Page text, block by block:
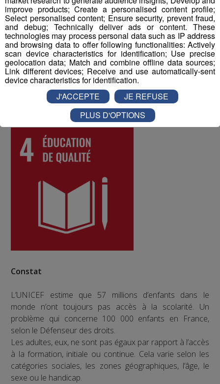
Enfin, un questionnaire bien-être envoyé chaque année
à tous les collaborateurs permet d'identifier les
difficultés qui pourraient être rencontrées par les
différents salariés, et d'y remédier. Au mois de juin 2022,
les collaborateurs ont donné une note globale de 8 sur
10 à la qualité de vie au travail au sein du Groupe Mont
Blanc Médias.
ODD numéro 4 : Education de qualité
Constat
L’UNICEF estime que 57 millions d’enfants dans le
monde n’ont toujours pas accès à la scolarité. Un
problème qui concerne 100 000 enfants en France,
selon le Défenseur des droits.
Les adultes, eux, ne sont pas égaux par rapport à l’accès
à la formation, initiale ou continue. Cela varie selon les
catégories sociales, les zones géographiques, l’âge, le
sexe ou le handicap.
improve products; Create a personalised content profile;
Select personalised content; Ensure security, prevent fraud,
and debug; Technically deliver ads or content. These
technologies may process personal data such as IP address
and browsing data to offer following functionalities: Actively
scan device characteristics for identification; Use precise
geolocation data; Match and combine offline data sources;
Link different devices; Receive and use automatically-sent
device characteristics for identification.
J'ACCEPTE
JE REFUSE
PLUS D'OPTIONS